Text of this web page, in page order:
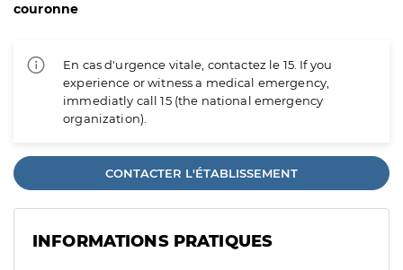
couronne
En cas d'urgence vitale, contactez le 15. If you
experience or witness a medical emergency,
immediatly call 15 (the national emergency
organization).
CONTACTER L'ÉTABLISSEMENT
INFORMATIONS PRATIQUES